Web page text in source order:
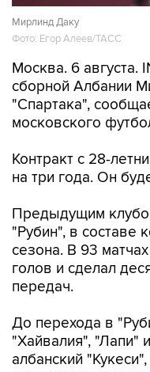
Мирлинд Даку
Фото: Егор Алеев/ТАСС
Москва. 6 августа.
сборной Албании
"Спартака",
московского
Контракт с 28-
на три года. Он
Предыдущим
"Рубин", в составе
сезона. В 93
голов и сделал
передач.
До перехода в
"Хайвалия", "Лапи"
албанский